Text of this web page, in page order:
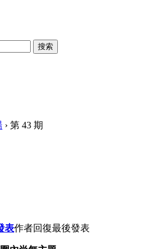
搜索
› 第 43 期
表作者回復最後發表